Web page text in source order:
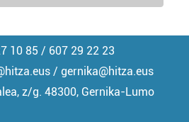
10 85 / 607 29 22 23
/ gernika@hitza.eus
z/g. 48300, Gernika-Lumo